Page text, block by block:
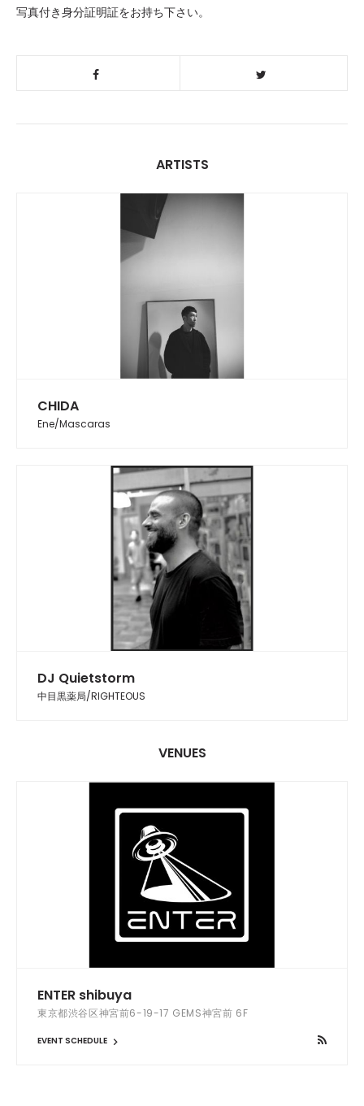
写真付き身分証明証をお持ち下さい。
ARTISTS
CHIDA
Ene/Mascaras
DJ Quietstorm
中目黒薬局/RIGHTEOUS
VENUES
ENTER shibuya
東京都渋谷区神宮前6-19-17 GEMS神宮前 6F
EVENT SCHEDULE